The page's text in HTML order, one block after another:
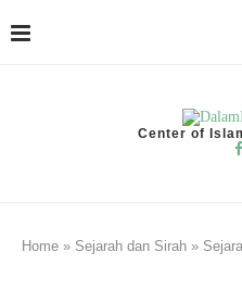
Center of
Home » Sejarah dan Sirah »